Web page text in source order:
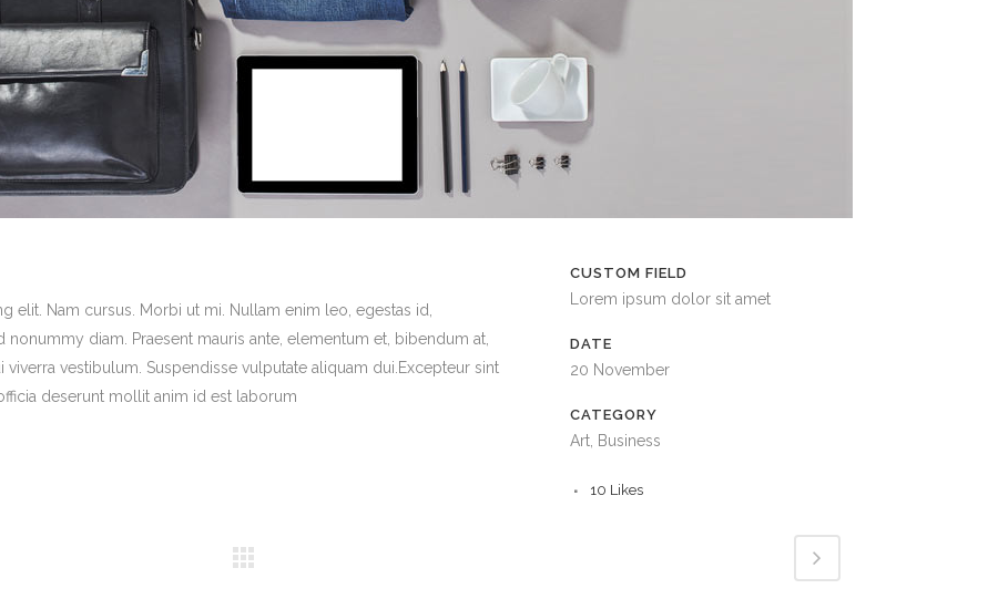
elit. Nam cursus. Morbi ut mi. Nullam enim leo, egestas id,
diam. Praesent mauris ante, elementum et, bibendum at,
vestibulum. Suspendisse vulputate aliquam dui.Excepteur sint
deserunt mollit anim id est laborum
CUSTOM FIELD
Lorem ipsum dolor sit amet
DATE
20 November
CATEGORY
Art, Business
10 Likes